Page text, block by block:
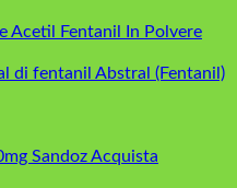
510,00€
Acetil Fentanil In Polvere
Abstral (Fentanil)
Acquista